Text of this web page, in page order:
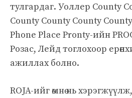
тулгардаг. Уоллер County
County County County
Phone Place Pronty-ийн
Розас, Лейд тоглохоор
ажиллах болно.
ROJA-ийг өмнө нь